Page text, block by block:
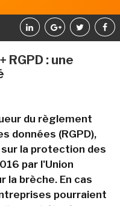
: une
du règlement
données (RGPD),
la protection des
par l'Union
la brèche. En cas
pourraient